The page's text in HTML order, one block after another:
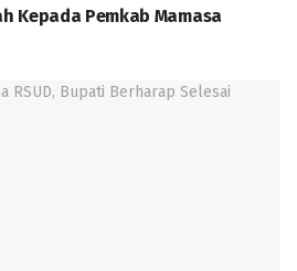
Kepada Pemkab Mamasa